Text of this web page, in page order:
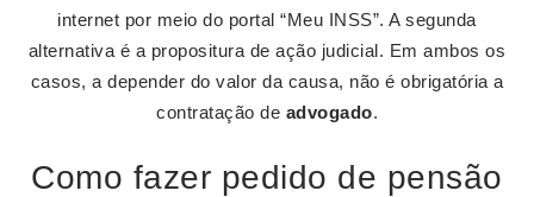
internet por meio do portal “Meu INSS”. A segunda
alternativa é a propositura de ação judicial. Em ambos os
casos, a depender do valor da causa, não é obrigatória a
contratação de advogado.
Como fazer pedido de pensão